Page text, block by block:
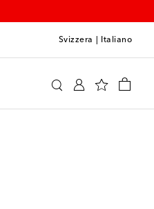
Svizzera Italiano